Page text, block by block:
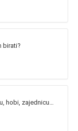
birati?
hobi, zajednicu…